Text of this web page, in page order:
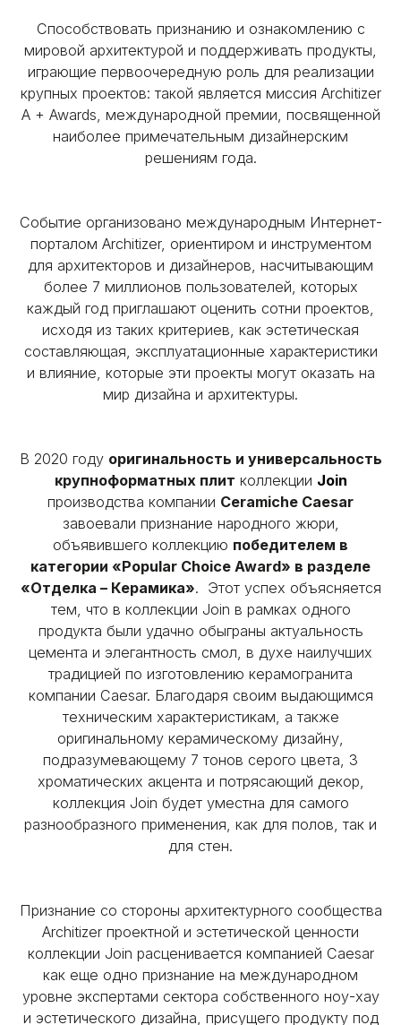
Способствовать признанию и ознакомлению с
мировой архитектурой и поддерживать продукты,
играющие первоочередную роль для реализации
крупных проектов: такой является миссия Architizer
A + Awards, международной премии, посвященной
наиболее примечательным дизайнерским
решениям года.
Событие организовано международным Интернет-
порталом Architizer, ориентиром и инструментом
для архитекторов и дизайнеров, насчитывающим
более 7 миллионов пользователей, которых
каждый год приглашают оценить сотни проектов,
исходя из таких критериев, как эстетическая
составляющая, эксплуатационные характеристики
и влияние, которые эти проекты могут оказать на
мир дизайна и архитектуры.
В 2020 году оригинальность и универсальность
крупноформатных плит коллекции Join
производства компании Ceramiche Caesar
завоевали признание народного жюри,
объявившего коллекцию победителем в
категории «Popular Choice Award» в разделе
«Отделка – Керамика». Этот успех объясняется
тем, что в коллекции Join в рамках одного
продукта были удачно обыграны актуальность
цемента и элегантность смол, в духе наилучших
традицией по изготовлению керамогранита
компании Caesar. Благодаря своим выдающимся
техническим характеристикам, а также
оригинальному керамическому дизайну,
подразумевающему 7 тонов серого цвета, 3
хроматических акцента и потрясающий декор,
коллекция Join будет уместна для самого
разнообразного применения, как для полов, так и
для стен.
Признание со стороны архитектурного сообщества
Architizer проектной и эстетической ценности
коллекции Join расценивается компанией Caesar
как еще одно признание на международном
уровне экспертами сектора собственного ноу-хау
и эстетического дизайна, присущего продукту под